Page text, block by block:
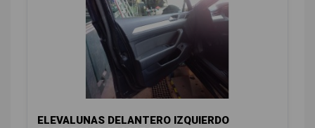
ELEVALUNAS DELANTERO IZQUIERDO